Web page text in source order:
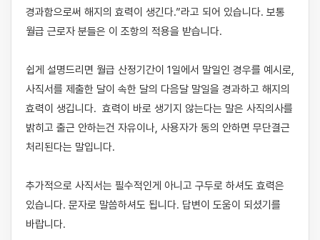
경과함으로써 해지의 효력이 생긴다.”라고 되어 있습니다. 보통
월급 근로자 분들은 이 조항의 적용을 받습니다.
쉽게 설명드리면 월급 산정기간이 1일에서 말일인 경우를 예시로,
사직서를 제출한 달이 속한 달의 다음달 말일을 경과하고 해지의
효력이 생깁니다.  효력이 바로 생기지 않는다는 말은 사직의사를
밝히고 출근 안하는건 자유이나, 사용자가 동의 안하면 무단결근
처리된다는 말입니다.
추가적으로 사직서는 필수적인게 아니고 구두로 하셔도 효력은
있습니다. 문자로 말씀하셔도 됩니다. 답변이 도움이 되셨기를
바랍니다.